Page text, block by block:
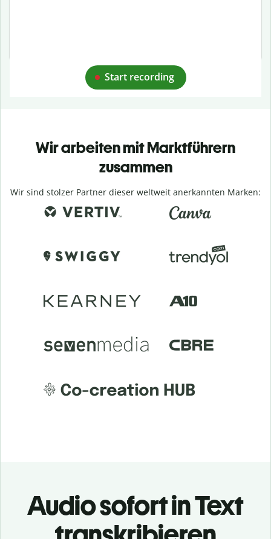
Start recording
Wir arbeiten mit Marktführern
zusammen
Wir sind stolzer Partner dieser weltweit anerkannten Marken:
Audio sofort in Text